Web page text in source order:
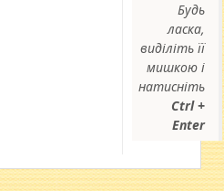
Будь
ласка,
виділіть її
мишкою і
натисніть
Ctrl +
Enter